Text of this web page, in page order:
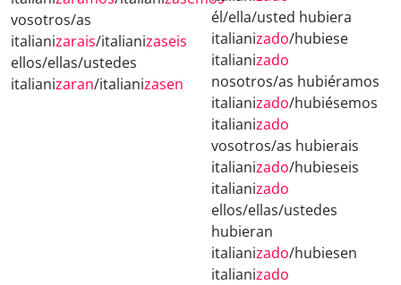
vosotros/as
italianizarais/italianizaseis
ellos/ellas/ustedes
italianizaran/italianizasen
él/ella/usted hubiera
italianizado/hubiese
italianizado
nosotros/as hubiéramos
italianizado/hubiésemos
italianizado
vosotros/as hubierais
italianizado/hubieseis
italianizado
ellos/ellas/ustedes
hubieran
italianizado/hubiesen
italianizado